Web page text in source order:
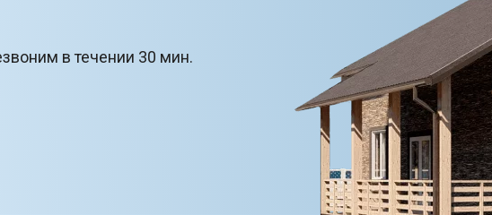
в течении 30 мин.